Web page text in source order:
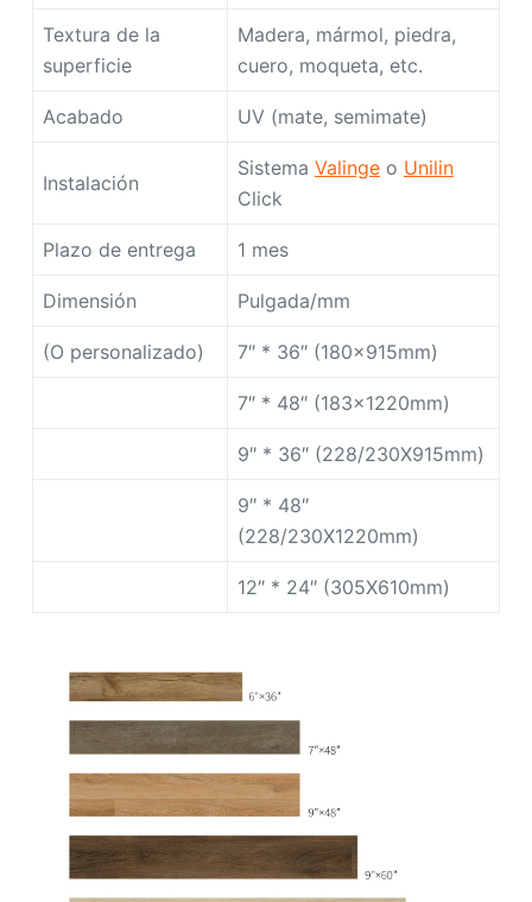
Textura de la
superficie
Madera, mármol, piedra,
cuero, moqueta, etc.
Acabado UV (mate, semimate)
Instalación
Sistema Valingeo Unilin
Click
Plazo de entrega 1 mes
Dimensión Pulgada/mm
(O personalizado) 7″ * 36″ (180x915mm)
7″ * 48″ (183x1220mm)
9″ * 36″ (228/230X915mm)
9″ * 48″
(228/230X1220mm)
12″ * 24″ (305X610mm)